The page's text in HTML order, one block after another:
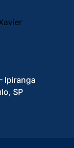
Ipiranga
SP